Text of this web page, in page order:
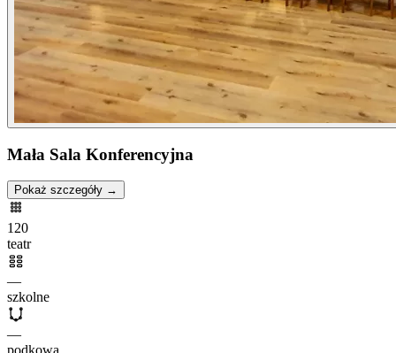
Mała Sala Konferencyjna
Pokaż szczegóły →
120
teatr
—
szkolne
—